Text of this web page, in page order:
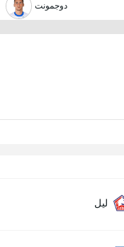
دوجمونت
ليل